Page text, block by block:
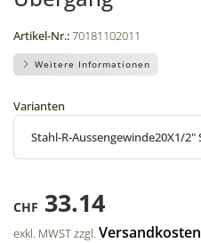
Artikel-Nr.:70181102011
Weitere Informationen
Varianten
CHF 33.14
exkl. MWST zzgl. Versandkosten